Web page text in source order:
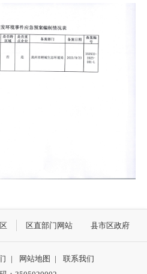
区直部门网站 县市区政府
| 网站地图 |
联系我们